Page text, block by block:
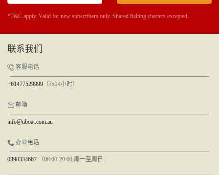
*T&C apply. Valid for new subscribers only. Shared fishing charters excepted.
联系我们
客服电话
+61477529999 （7x24小时）
邮箱
info@uboat.com.au
办公电话
0398334667 （08:00-20:00,周一至周日